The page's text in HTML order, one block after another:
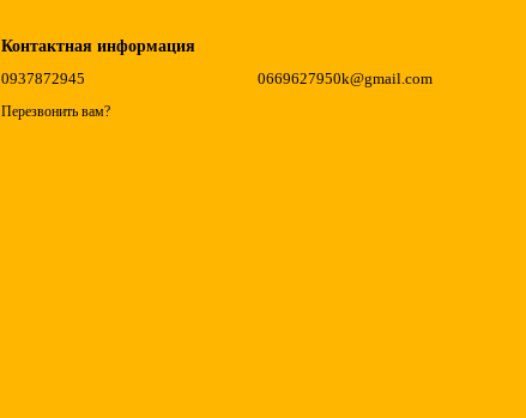
Контактная информация
0937872945
Перезвонить вам?
0669627950k@gmail.com